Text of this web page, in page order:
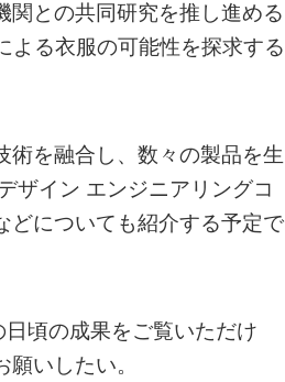
関との共同研究を推し進める
る衣服の可能性を探求する
術を融合し、数々の製品を生
ザイン エンジニアリングコ
どについても紹介する予定で
頃の成果をご覧いただけ
いしたい。